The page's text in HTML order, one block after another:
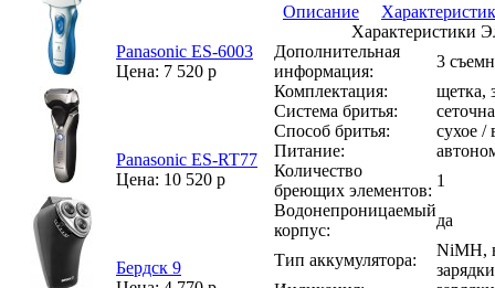
Panasonic ES-6003
Цена: 7 520 р
Panasonic ES-RT77
Цена: 10 520 р
Бердск 9
Описание
Характеристики
Дополнительная
информация:
3
Комплектация:
щетка,
Система бритья:
Способ бритья:
сухое /
Питание:
Количество
бреющих элементов:
1
Водонепроницаемый
корпус:
да
Тип аккумулятора:
NiMH,